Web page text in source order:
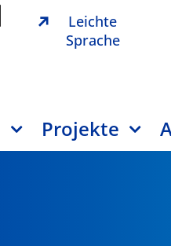
Leichte
Sprache
Projekte